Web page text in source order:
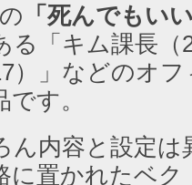
「死んでもいい
る「キム課長（
）」などのオ
です。
ん内容と設定
に置かれたベ